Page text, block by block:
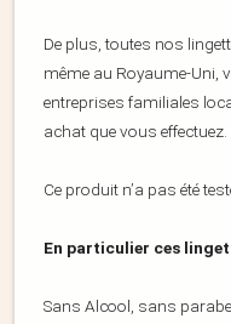
De plus, toutes nos
même au Royaume-Uni,
entreprises familiales
achat que vous effectuez.
Ce produit n’a pas été
En particulier ces
Sans Alcool, sans